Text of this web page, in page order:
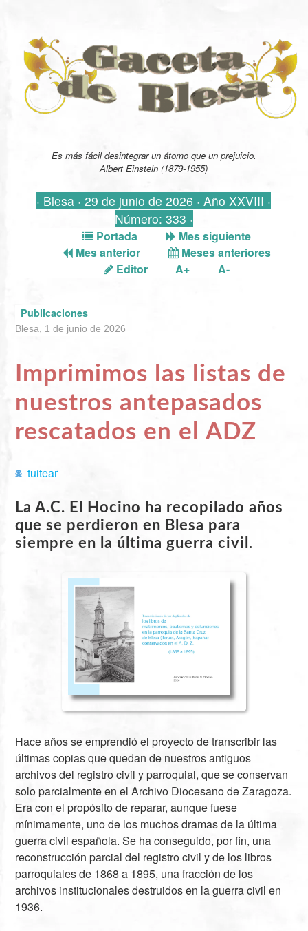
Es más fácil desintegrar un átomo que un prejuicio.
Albert Einstein (1879-1955)
· Blesa · 29 de junio de 2026 · Año XXVIII ·
Número: 333 ·
Portada
Mes siguiente
Mes anterior
Meses anteriores
Editor
A+ A-
Publicaciones
Blesa, 1 de junio de 2026
Imprimimos las listas de
nuestros antepasados
rescatados en el ADZ
tuitear
La A.C. El Hocino ha recopilado años
que se perdieron en Blesa para
siempre en la última guerra civil.
Hace años se emprendió el proyecto de transcribir las
últimas copias que quedan de nuestros antiguos
archivos del registro civil y parroquial, que se conservan
solo parcialmente en el Archivo Diocesano de Zaragoza.
Era con el propósito de reparar, aunque fuese
mínimamente, uno de los muchos dramas de la última
guerra civil española. Se ha conseguido, por fin, una
reconstrucción parcial del registro civil y de los libros
parroquiales de 1868 a 1895, una fracción de los
archivos institucionales destruidos en la guerra civil en
1936.